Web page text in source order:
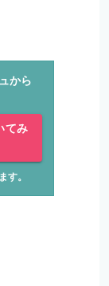
から
てみ
す。